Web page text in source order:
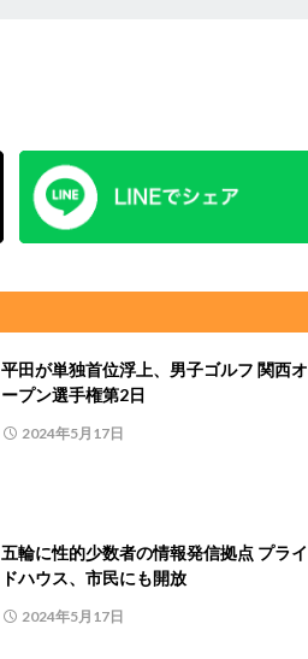
平田が単独首位浮上、男子ゴルフ 関西オ
ープン選手権第2日
2024年5月17日
五輪に性的少数者の情報発信拠点 プライ
ドハウス、市民にも開放
2024年5月17日